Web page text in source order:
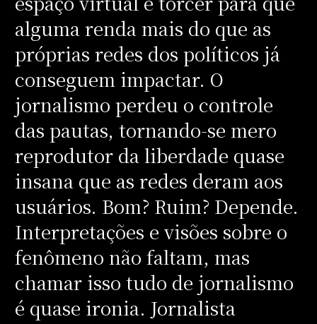
alguma renda mais do que as
próprias redes dos políticos já
conseguem impactar. O
jornalismo perdeu o controle
das pautas, tornando-se mero
reprodutor da liberdade quase
insana que as redes deram aos
usuários. Bom? Ruim? Depende.
Interpretações e visões sobre o
fenômeno não faltam, mas
chamar isso tudo de jornalismo
é quase ironia. Jornalista